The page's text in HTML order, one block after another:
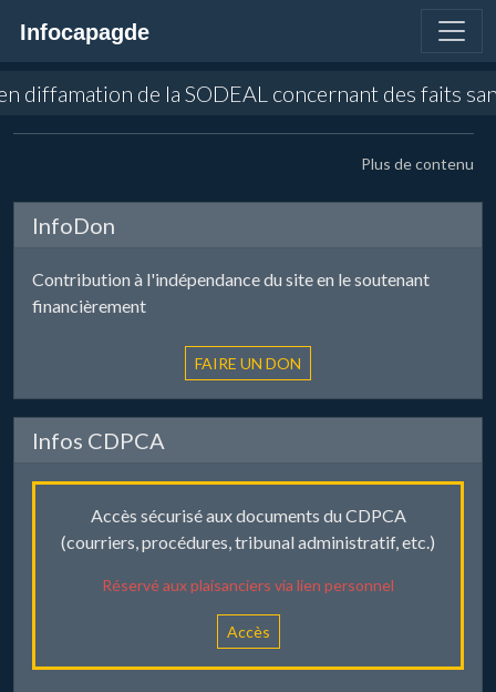
Infocapagde
de la SODEAL concernant des faits
Plus de contenu
InfoDon
Contribution à l'indépendance du site en le soutenant
financièrement
Infos CDPCA
Accès sécurisé aux documents du CDPCA
(courriers, procédures, tribunal administratif, etc.)
Réservé aux plaisanciers via lien personnel
Accès